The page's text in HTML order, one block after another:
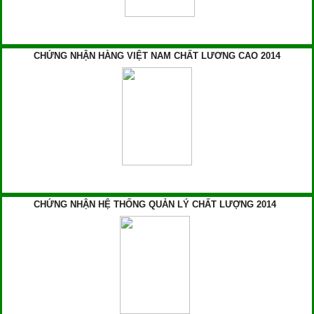
CHỨNG NHẬN HÀNG VIỆT NAM CHẤT LƯƠNG CAO 2014
CHỨNG NHẬN HỆ THỐNG QUẢN LÝ CHẤT LƯỢNG 2014